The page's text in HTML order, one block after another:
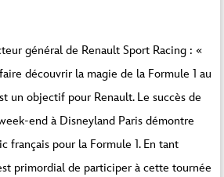
général de Renault Sport Racing : «
découvrir la magie de la Formule 1 au
un objectif pour Renault. Le succès de
end à Disneyland Paris démontre
français pour la Formule 1. En tant
primordial de participer à cette tournée